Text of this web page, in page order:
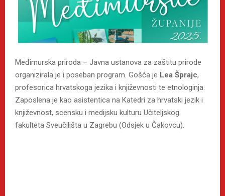
Međimurska priroda – Javna ustanova za zaštitu prirode
organizirala je i poseban program. Gošća je Lea Šprajc,
profesorica hrvatskoga jezika i književnosti te etnologinja.
Zaposlena je kao asistentica na Katedri za hrvatski jezik i
književnost, scensku i medijsku kulturu Učiteljskog
fakulteta Sveučilišta u Zagrebu (Odsjek u Čakovcu).